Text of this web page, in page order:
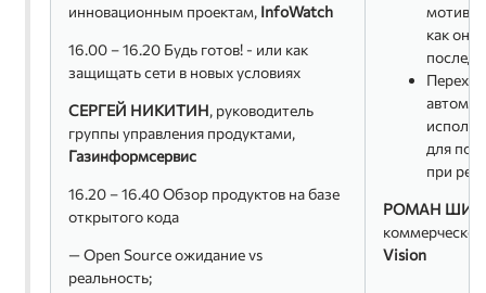
инновационным проектам, InfoWatch
16.00 – 16.20 Будь готов! - или как
защищать сети в новых условиях
СЕРГЕЙ НИКИТИН, руководитель
группы управления продуктами,
Газинформсервис
16.20 – 16.40 Обзор продуктов на базе
открытого кода
— Open Source ожидание vs
реальность;
мотивы
как они
для
при
РОМАН ШИЦ
Vision